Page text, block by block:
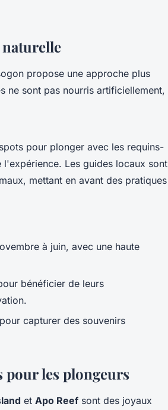
propose une approche plus
ne sont pas nourris artificiellement,
pour plonger avec les requins-
Les guides locaux sont
mettant en avant des pratiques
à juin, avec une haute
bénéficier de leurs
capturer des souvenirs
pour les plongeurs
et Apo Reef sont des joyaux